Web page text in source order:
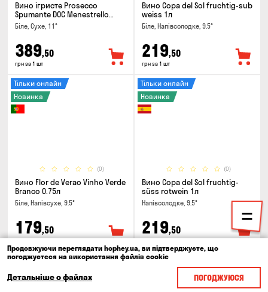
Вино ігристе Prosecco
Spumante DOC Menestrello
0.75л
Біле, Сухе, 11°
389,50
грн за 1 шт
Вино Copa del Sol fruchtig-sub
weiss 1л
Біле, Напівсолодке, 9.5°
219,50
грн за 1 шт
(0)
Тільки онлайн
Новинка
Вино Flor de Verao Vinho Verde
Branco 0.75л
Біле, Напівсухе, 9.5°
179,50
грн за 1 шт
(0)
Тільки онлайн
Новинка
Вино Copa del Sol fruchtig-
süss rotwein 1л
Напівсолодке, 9.5°
219,50
грн за 1 шт
Тільки онлайн
Новинка
Новинка
Продовжуючи переглядати hophey.ua, ви підтверджуєте, що
погоджуєтеся на використання файлів cookie
Детальніше о файлах ПОГОДЖУЮСЯ